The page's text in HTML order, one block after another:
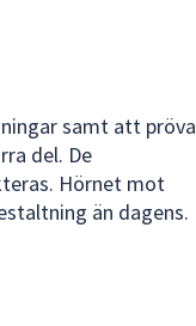
samt att pröva
del. De
Hörnet mot
än dagens.